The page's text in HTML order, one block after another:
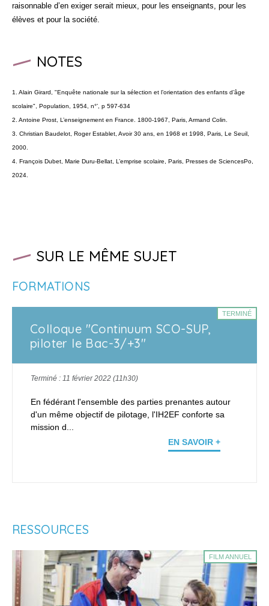
raisonnable d’en exiger serait mieux, pour les enseignants, pour les
élèves et pour la société.
NOTES
1. Alain Girard, "Enquête nationale sur la sélection et l’orientation des enfants d’âge
scolaire", Population, 1954, n°’, p 597-634
2. Antoine Prost, L’enseignement en France. 1800-1967, Paris, Armand Colin.
3. Christian Baudelot, Roger Establet, Avoir 30 ans, en 1968 et 1998, Paris, Le Seuil,
2000.
4. François Dubet, Marie Duru-Bellat, L’emprise scolaire, Paris, Presses de SciencesPo,
2024.
SUR LE MÊME SUJET
FORMATIONS
Colloque "Continuum SCO-SUP,
piloter le Bac-3/+3"
TERMINÉ
Terminé : 11 février 2022 (11h30)
En fédérant l'ensemble des parties prenantes autour
d'un même objectif de pilotage, l'IH2EF conforte sa
mission d...
EN SAVOIR +
RESSOURCES
FILM ANNUEL